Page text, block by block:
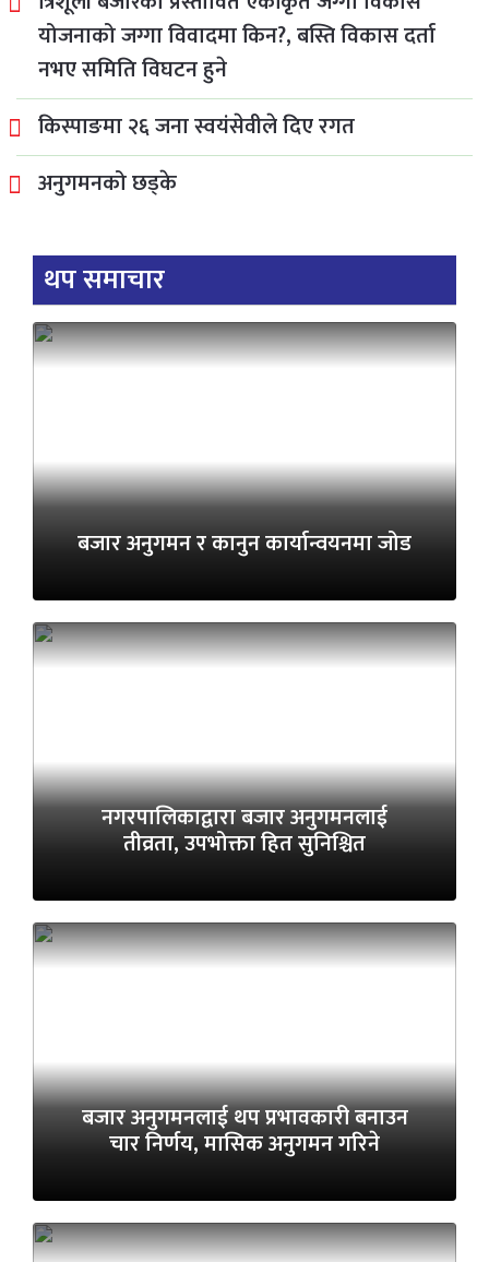
योजनाको जग्गा विवादमा किन?, बस्ति विकास दर्ता
नभए समिति विघटन हुने
किस्पाङमा २६ जना स्वयंसेवीले दिए रगत
अनुगमनको छड्के
थप समाचार
बजार अनुगमन र कानुन कार्यान्वयनमा जोड
नगरपालिकाद्वारा बजार अनुगमनलाई
तीव्रता, उपभोक्ता हित सुनिश्चित
बजार अनुगमनलाई थप प्रभावकारी बनाउन
चार निर्णय, मासिक अनुगमन गरिने